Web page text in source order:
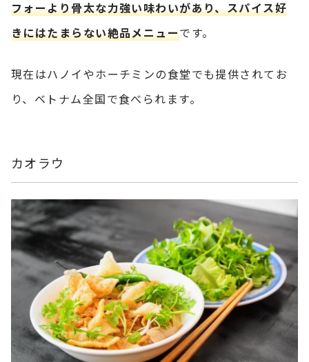
フォーより骨太な力強い味わいがあり、スパイス好
きにはたまらない絶品メニューです。
現在はハノイやホーチミンの食堂でも提供されてお
り、ベトナム全国で食べられます。
カオラウ